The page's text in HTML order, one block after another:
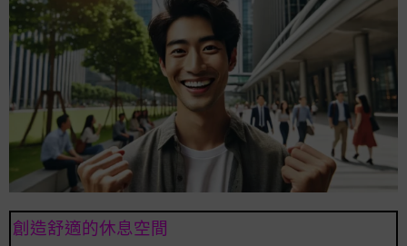
創造舒適的休息空間